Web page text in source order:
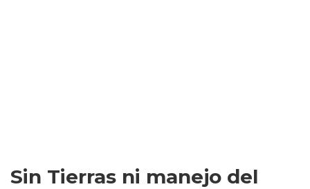
Sin Tierras ni manejo del